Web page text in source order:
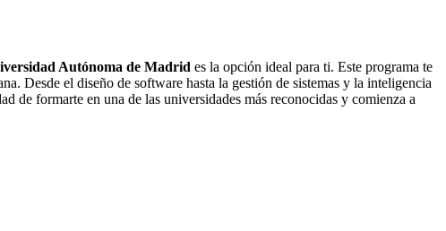
Autónoma de Madrid es la opción ideal para ti. Este programa te
Desde el diseño de software hasta la gestión de sistemas y la inteligencia
de formarte en una de las universidades más reconocidas y comienza a